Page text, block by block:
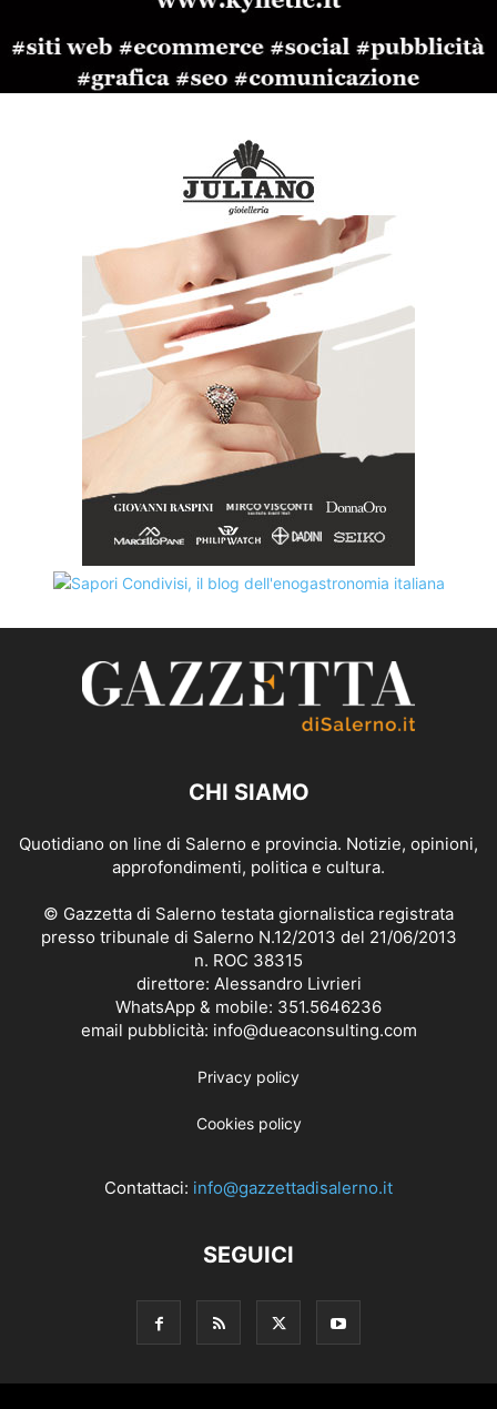
CHI SIAMO
Quotidiano on line di Salerno e provincia. Notizie, opinioni,
approfondimenti, politica e cultura.
© Gazzetta di Salerno testata giornalistica registrata
presso tribunale di Salerno N.12/2013 del 21/06/2013
n. ROC 38315
direttore: Alessandro Livrieri
WhatsApp & mobile: 351.5646236
email pubblicità: info@dueaconsulting.com
Privacy policy
Cookies policy
Contattaci: info@gazzettadisalerno.it
SEGUICI